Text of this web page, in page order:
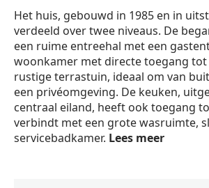
Het huis, gebouwd in 1985 en in
verdeeld over twee niveaus. De
een ruime entreehal met een
woonkamer met directe toegang tot
rustige terrastuin, ideaal om van
een privéomgeving. De keuken,
centraal eiland, heeft ook toegang
verbindt met een grote wasruimte,
servicebadkamer. Lees meer